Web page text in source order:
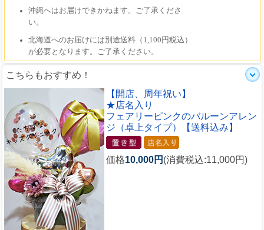
こちらもおすすめ！
【開店、周年祝い】
★店名入り
フェアリーピンクのバルーンアレン
ジ（卓上タイプ）【送料込み】
価格10,000円 (消費税込:11,000円)